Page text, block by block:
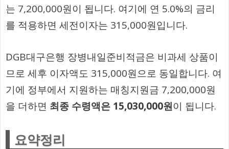
는 7,200,000원이 됩니다. 여기에 연 5.0%의 금리
를 적용하면 세전이자는 315,000원입니다.
DGB대구은행 장병내일준비적금은 비과세 상품이
므로 세후 이자액도 315,000원으로 동일합니다. 여
기에 정부에서 지원하는 매칭지원금 7,200,000원
을 더하면 최종 수령액은 15,030,000원이 됩니다.
요약정리